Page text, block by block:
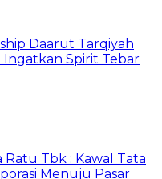
Daarut Tarqiyah
Ingatkan Spirit Tebar
Ratu Tbk : Kawal Tata
Menuju Pasar